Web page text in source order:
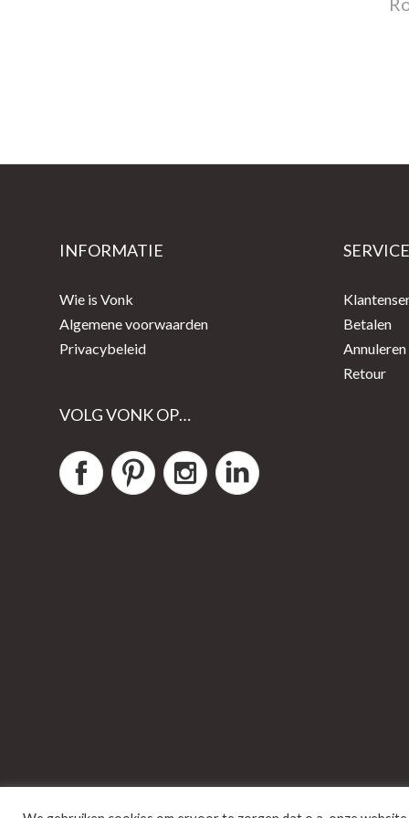
INFORMATIE
Wie is Vonk
Algemene voorwaarden
Privacybeleid
VOLG VONK OP…
SERVICE
Betalen
Annuleren
Retour